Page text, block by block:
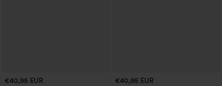
€40,95 EUR €40,95 EUR